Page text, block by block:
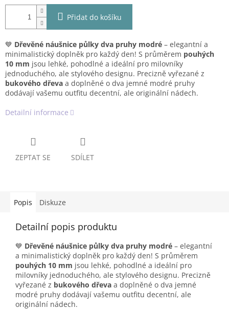
Přidat do košíku
💙 Dřevěné náušnice půlky dva pruhy modré – elegantní a
minimalistický doplněk pro každý den! S průměrem pouhých
10 mm jsou lehké, pohodlné a ideální pro milovníky
jednoduchého, ale stylového designu. Precizně vyřezané z
bukového dřeva a doplněné o dva jemné modré pruhy
dodávají vašemu outfitu decentní, ale originální nádech.
Detailní informace
ZEPTAT SE SDÍLET
Popis Diskuze
Detailní popis produktu
💙 Dřevěné náušnice půlky dva pruhy modré – elegantní
a minimalistický doplněk pro každý den! S průměrem
pouhých 10 mm jsou lehké, pohodlné a ideální pro
milovníky jednoduchého, ale stylového designu. Precizně
vyřezané z bukového dřeva a doplněné o dva jemné
modré pruhy dodávají vašemu outfitu decentní, ale
originální nádech.